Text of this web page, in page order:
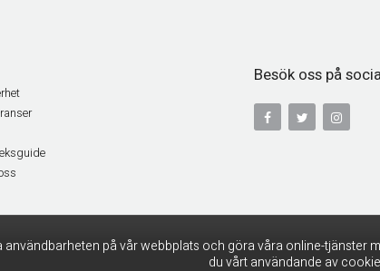
på vår webbplats och göra våra online-tjänster
du vårt användande av
Besök oss på